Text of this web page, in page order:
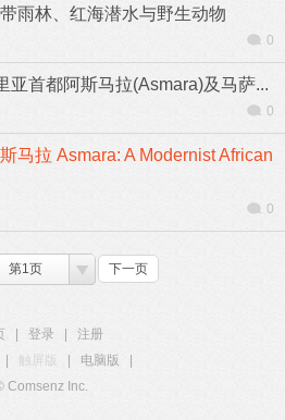
雨林、红海潜水与野生动物
0
亚首都阿斯马拉(Asmara)及马萨...
0
马拉 Asmara: A Modernist African
0
第1页 下一页
登录
注册
触屏版 电脑版
Comsenz Inc.